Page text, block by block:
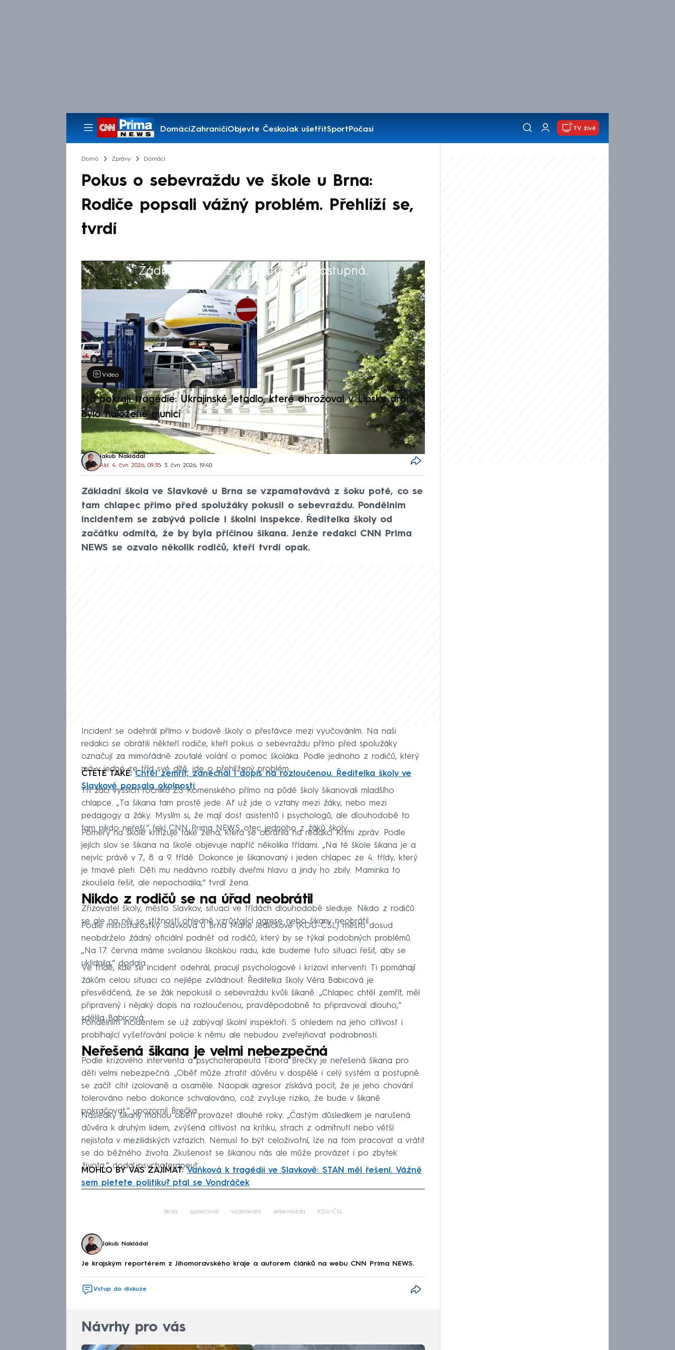
DomácíZahraničíObjevte ČeskoJak ušetřitSportPočasí
Pořady
TV živě
Domů Zprávy Domácí
Pokus o sebevraždu ve škole u Brna:
Rodiče popsali vážný problém. Přehlíží se,
tvrdí
Žádná položka z playlistu není dostupná.
Výběr redakce
Video
Na pokraji tragédie: Ukrajinské letadlo, které ohrožoval v Lipsku dron,
bylo naložené municí
Jakub Nakládal
Akt. 4. čvn 2026, 09:35• 3. čvn 2026, 19:40
Základní škola ve Slavkově u Brna se vzpamatovává z šoku poté, co se
tam chlapec přímo před spolužáky pokusil o sebevraždu. Pondělním
incidentem se zabývá policie i školní inspekce. Ředitelka školy od
začátku odmítá, že by byla příčinou šikana. Jenže redakci CNN Prima
NEWS se ozvalo několik rodičů, kteří tvrdí opak.
Incident se odehrál přímo v budově školy o přestávce mezi vyučováním. Na naši
redakci se obrátili někteří rodiče, kteří pokus o sebevraždu přímo před spolužáky
označují za mimořádně zoufalé volání o pomoc školáka. Podle jednoho z rodičů, který
má v jedné ze tříd své dítě, jde o přehlížený problém.
ČTĚTE TAKÉ:Chtěl zemřít, zanechal i dopis na rozloučenou. Ředitelka školy ve
Slavkově popsala okolnosti
Tři žáci vyšších ročníků ZŠ Komenského přímo na půdě školy šikanovali mladšího
chlapce. „Ta šikana tam prostě jede. Ať už jde o vztahy mezi žáky, nebo mezi
pedagogy a žáky. Myslím si, že mají dost asistentů i psychologů, ale dlouhodobě to
tam nikdo neřeší,“ řekl CNN Prima NEWS otec jednoho z žáků školy.
Poměry na škole kritizuje také žena, která se obrátila na redakci Krimi zpráv. Podle
jejích slov se šikana na škole objevuje napříč několika třídami. „Na té škole šikana je a
nejvíc právě v 7., 8. a 9. třídě. Dokonce je šikanovaný i jeden chlapec ze 4. třídy, který
je tmavé pleti. Děti mu nedávno rozbily dveřmi hlavu a jindy ho zbily. Maminka to
zkoušela řešit, ale nepochodila,“ tvrdí žena.
Nikdo z rodičů se na úřad neobrátil
Zřizovatel školy, město Slavkov, situaci ve třídách dlouhodobě sleduje. Nikdo z rodičů
se ale na něj se stížností ohledně vzrůstající agrese nebo šikany neobrátil.
Podle místostarostky Slavkova u Brna Marie Jedličkové (KDU-ČSL) město dosud
neobdrželo žádný oficiální podnět od rodičů, který by se týkal podobných problémů.
„Na 17. června máme svolanou školskou radu, kde budeme tuto situaci řešit, aby se
uklidnila,“ dodala.
Ve třídě, kde se incident odehrál, pracují psychologové i krizoví interventi. Ti pomáhají
žákům celou situaci co nejlépe zvládnout. Ředitelka školy Věra Babicová je
přesvědčená, že se žák nepokusil o sebevraždu kvůli šikaně. „Chlapec chtěl zemřít, měl
připravený i nějaký dopis na rozloučenou, pravděpodobně to připravoval dlouho,“
sdělila Babicová.
Pondělním incidentem se už zabývají školní inspektoři. S ohledem na jeho citlivost i
probíhající vyšetřování policie k němu ale nebudou zveřejňovat podrobnosti.
Neřešená šikana je velmi nebezpečná
Podle krizového interventa a psychoterapeuta Tibora Brečky je neřešená šikana pro
děti velmi nebezpečná. „Oběť může ztratit důvěru v dospělé i celý systém a postupně
se začít cítit izolovaně a osaměle. Naopak agresor získává pocit, že je jeho chování
tolerováno nebo dokonce schvalováno, což zvyšuje riziko, že bude v šikaně
pokračovat,“ upozornil Brečka.
Následky šikany mohou oběti provázet dlouhé roky. „Častým důsledkem je narušená
důvěra k druhým lidem, zvýšená citlivost na kritiku, strach z odmítnutí nebo větší
nejistota v mezilidských vztazích. Nemusí to být celoživotní, lze na tom pracovat a vrátit
se do běžného života. Zkušenost se šikanou nás ale může provázet i po zbytek
života,“ dodal psychoterapeut.
MOHLO BY VÁS ZAJÍMAT:Vaňková k tragédii ve Slavkově: STAN měl řešení. Vážně
sem pletete politiku? ptal se Vondráček
škola společnost vzdělávání sebevražda KDU-ČSL
Jakub Nakládal
Je krajským reportérem z Jihomoravského kraje a autorem článků na webu CNN Prima NEWS.
Vstup do diskuze
Návrhy pro vás